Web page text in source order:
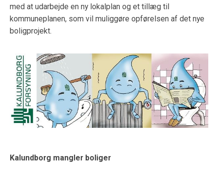
med at udarbejde en ny lokalplan og et tillæg til
kommuneplanen, som vil muliggøre opførelsen af det nye
boligprojekt.
Kalundborg mangler boliger